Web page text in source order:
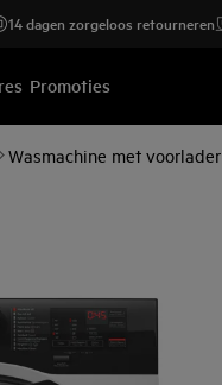
14 dagen zorgeloos retourneren
Promoties
Wasmachine met voorlader